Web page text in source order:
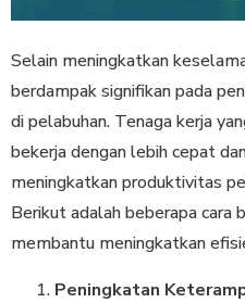
Selain meningkatkan
berdampak signifikan pada
di pelabuhan. Tenaga kerja
bekerja dengan lebih cepat
meningkatkan produktivitas
Berikut adalah beberapa cara
membantu meningkatkan
Peningkatan